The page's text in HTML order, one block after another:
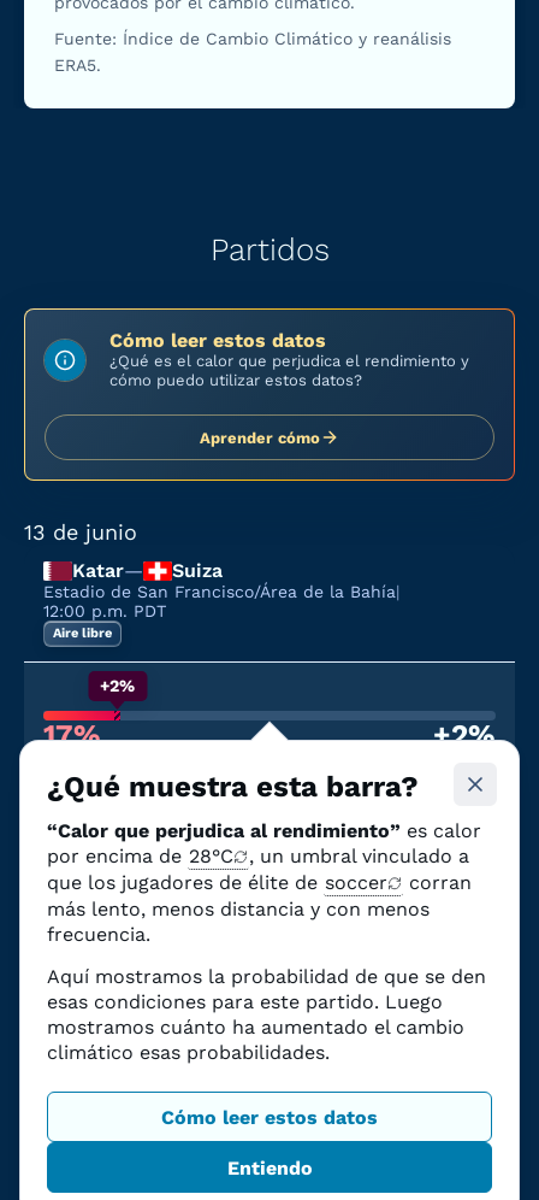
Fuente: Índice de Cambio Climático y reanálisis
ERA5.
Partidos
Cómo leer estos datos
¿Qué es el calor que perjudica el rendimiento y
cómo puedo utilizar estos datos?
Aprender cómo
13 de junio
Katar— Suiza
Estadio de San Francisco/Área de la Bahía|
12:00 p.m. PDT
Aire libre
+2%
17%
rendimiento
+2%
climático
Austria— Jordania
Estadio de San Francisco/Área de la Bahía
9:00 p.m. PDT
Aire libre
17%
Probabilidad de calor que afecte al
rendimiento
+2%
Debido al cambio
19 de junio
— Paraguay
Estadio de San Francisco/Área de la Bahía
Aire libre
¿Qué muestra esta barra?
“Calor que perjudica al rendimiento” es calor
por encima de 28°C
, un umbral vinculado a
que los jugadores de élite de soccer
corran
más lento, menos distancia y con menos
frecuencia.
Aquí mostramos la probabilidad de que se den
esas condiciones para este partido. Luego
mostramos cuánto ha aumentado el cambio
climático esas probabilidades.
Entiendo
Cómo leer estos datos